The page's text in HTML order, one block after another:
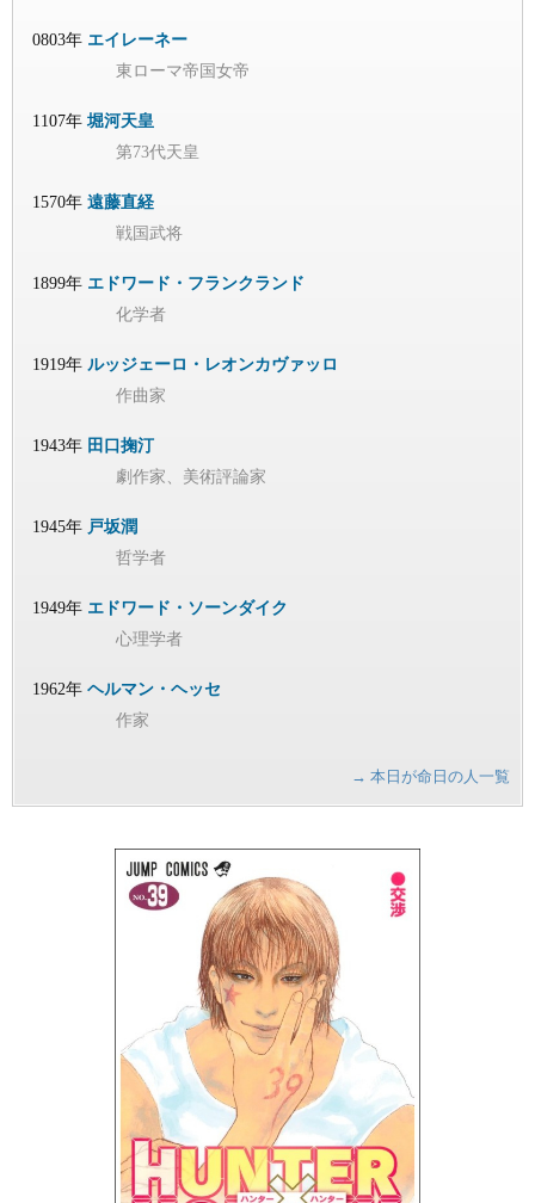
0803年 エイレーネー
東ローマ帝国女帝
1107年 堀河天皇
第73代天皇
1570年 遠藤直経
戦国武将
1899年 エドワード・フランクランド
化学者
1919年 ルッジェーロ・レオンカヴァッロ
作曲家
1943年 田口掬汀
劇作家、美術評論家
1945年 戸坂潤
哲学者
1949年 エドワード・ソーンダイク
心理学者
1962年 ヘルマン・ヘッセ
作家
→ 本日が命日の人一覧